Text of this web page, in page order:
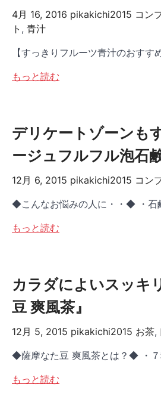
4月 16, 2016 pikakichi2015 コン
ト , 青汁
【すっきりフルーツ青汁のおすす
もっと読む
デリケートゾーンも
ージュフルフル泡石
12月 6, 2015 pikakichi2015 コン
◆こんなお悩みの人に・・◆ ・石
もっと読む
カラダによいスッキ
豆 爽風茶』
12月 5, 2015 pikakichi2015 お茶,
◆薩摩なた豆 爽風茶とは？◆ ・
もっと読む